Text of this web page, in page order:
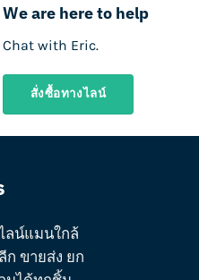
We are here to help
Chat with Eric.
สั่งซื้อทางไลน์
ลน์แมนใกล้
ก ขายส่ง ยก